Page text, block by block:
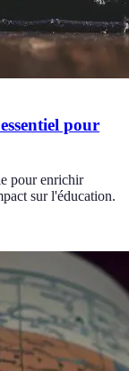
pour
pour enrichir
sur l'éducation.